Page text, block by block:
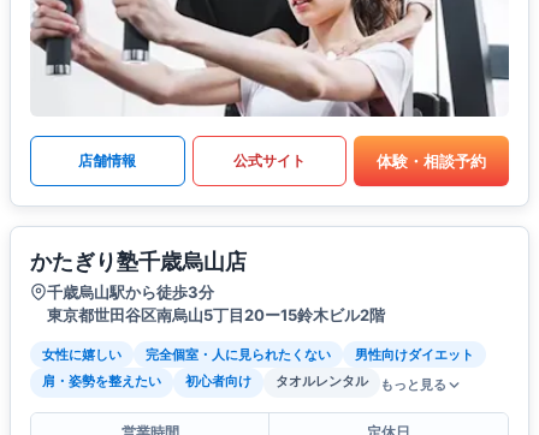
店舗情報 公式サイト 体験・相談予約
かたぎり塾千歳烏山店
千歳烏山駅から徒歩3分
東京都世田谷区南烏山5丁目20ー15鈴木ビル2階
女性に嬉しい 完全個室・人に見られたくない
男性向けダイエット
肩・姿勢を整えたい
初心者向け タオルレンタル もっと見る